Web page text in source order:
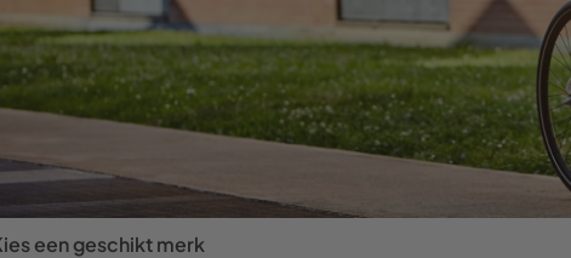
eengeschikt merk